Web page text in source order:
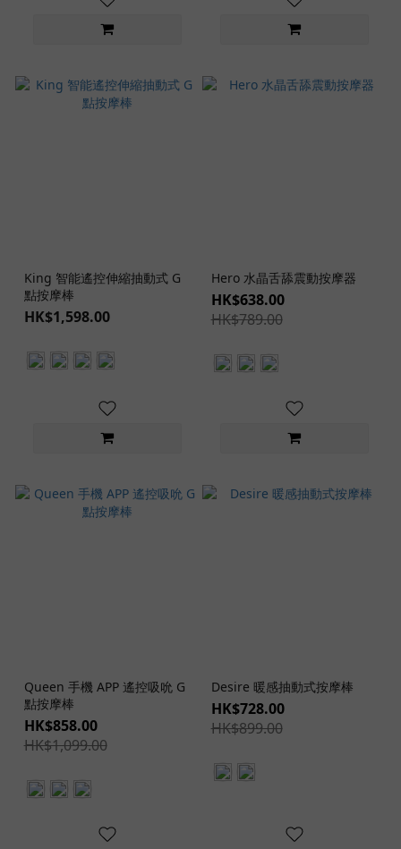
King 智能遙控伸縮抽動式 G
點按摩棒
HK$1,598.00
Hero 水晶舌舔震動按摩器
HK$638.00
HK$789.00
Queen 手機 APP 遙控吸吮 G
點按摩棒
HK$858.00
HK$1,099.00
Desire 暖感抽動式按摩棒
HK$728.00
HK$899.00